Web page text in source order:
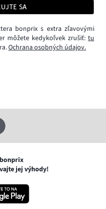
SA
bonprix s extra zľavovými
môžete kedykoľvek zrušiť: tu
Ochrana osobných údajov.
jej výhody!